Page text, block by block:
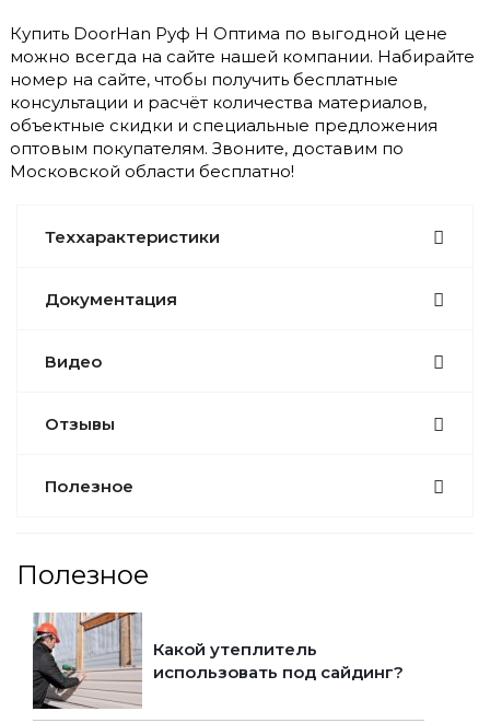
Купить DoorHan Руф Н Оптима по выгодной цене
можно всегда на сайте нашей компании. Набирайте
номер на сайте, чтобы получить бесплатные
консультации и расчёт количества материалов,
объектные скидки и специальные предложения
оптовым покупателям. Звоните, доставим по
Московской области бесплатно!
Теххарактеристики
Документация
Видео
Отзывы
Полезное
Полезное
Какой утеплитель
использовать под сайдинг?